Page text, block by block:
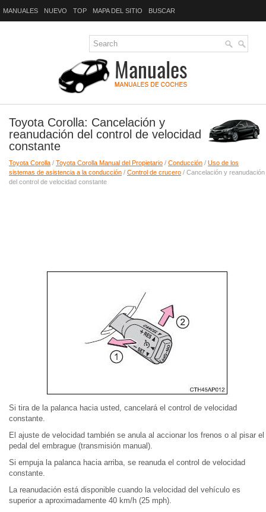
MANUALES NUEVO TOP MAPA DEL SITIO BUSCAR
Toyota Corolla: Cancelación y
reanudación del control de velocidad
constante
Toyota Corolla / Toyota Corolla Manual del Propietario / Conducción / Uso de los
sistemas de asistencia a la conducción / Control de crucero / Cancelación y reanudación
del control de velocidad constante
Si tira de la palanca hacia usted, cancelará el control de velocidad
constante.
El ajuste de velocidad también se anula al accionar los frenos o al pisar el
pedal del embrague (transmisión manual).
Si empuja la palanca hacia arriba, se reanuda el control de velocidad
constante.
La reanudación está disponible cuando la velocidad del vehículo es
superior a aproximadamente 40 km/h (25 mph).